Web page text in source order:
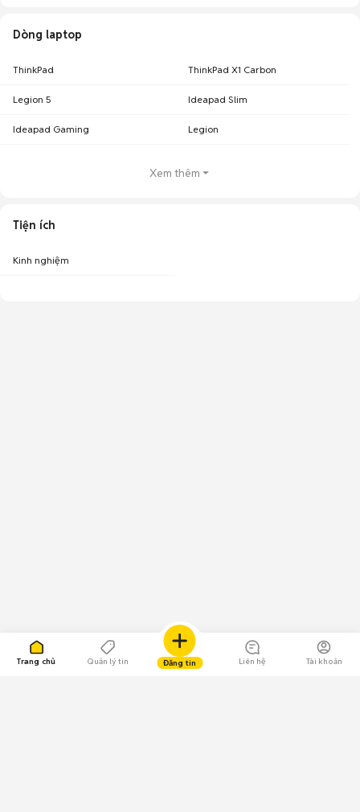
Trang chủ Quản lý tin Đăng tin Liên hệ Tài khoản
Dòng laptop
ThinkPad ThinkPad X1 Carbon
Legion 5 Ideapad Slim
Ideapad Gaming Legion
Xem thêm
Tiện ích
Kinh nghiệm